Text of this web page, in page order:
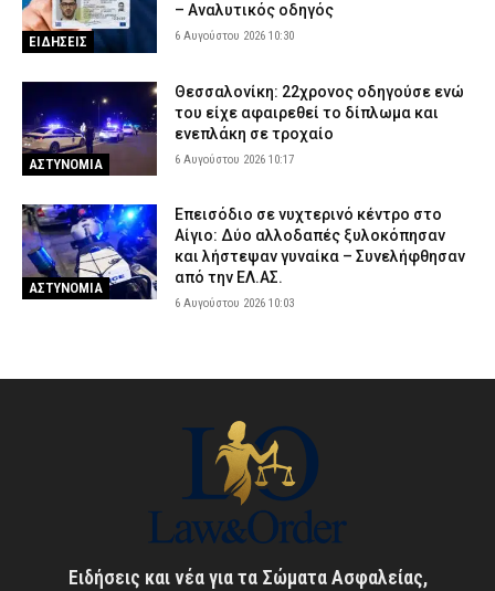
ΕΙΔΗΣΕΙΣ
– Αναλυτικός οδηγός
6 Αυγούστου 2026 10:30
ΑΣΤΥΝΟΜΙΑ
Θεσσαλονίκη: 22χρονος οδηγούσε ενώ
του είχε αφαιρεθεί το δίπλωμα και
ενεπλάκη σε τροχαίο
6 Αυγούστου 2026 10:17
ΑΣΤΥΝΟΜΙΑ
Επεισόδιο σε νυχτερινό κέντρο στο
Αίγιο: Δύο αλλοδαπές ξυλοκόπησαν
και λήστεψαν γυναίκα – Συνελήφθησαν
από την ΕΛ.ΑΣ.
6 Αυγούστου 2026 10:03
Ειδήσεις και νέα για τα Σώματα Ασφαλείας,